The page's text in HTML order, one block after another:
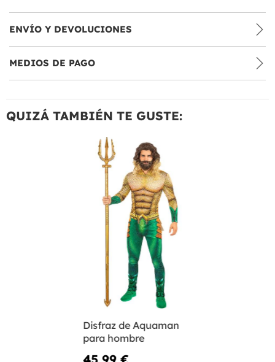
ENVÍO Y DEVOLUCIONES
MEDIOS DE PAGO
QUIZÁ TAMBIÉN TE GUSTE:
Disfraz de Aquaman
para hombre